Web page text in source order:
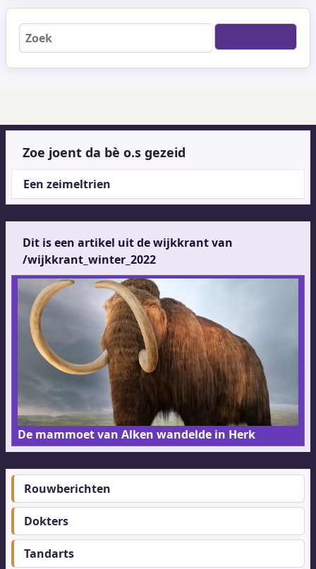
Zoeken
Zoe joent da bè o.s gezeid
Een zeimeltrien
Dit is een artikel uit de wijkkrant van
/wijkkrant_winter_2022
De mammoet van Alken wandelde in Herk
Footer-
menu
Rouwberichten
Dokters
Tandarts